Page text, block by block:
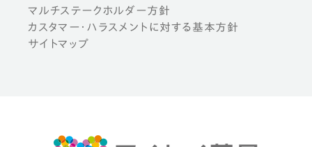
マルチステークホルダー方針
カスタマー・ハラスメントに対する基本方針
サイトマップ